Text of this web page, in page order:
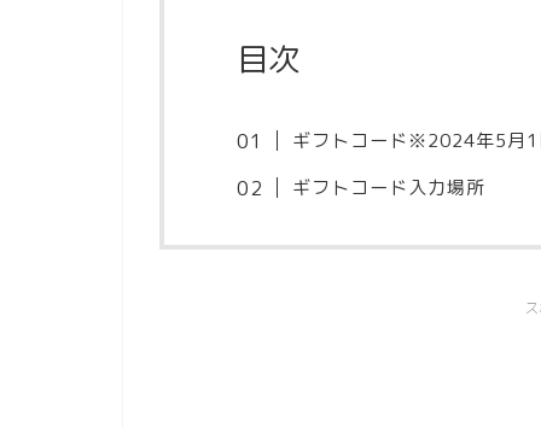
目次
ギフトコード※2024年5月1
ギフトコード入力場所